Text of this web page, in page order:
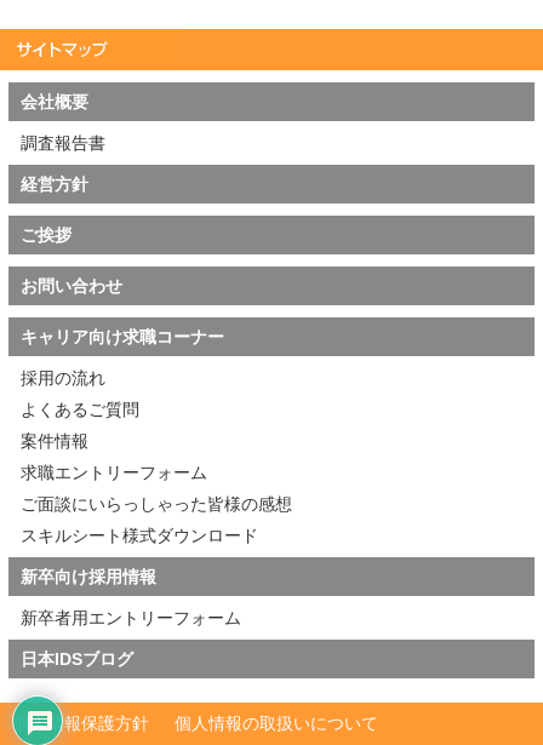
会社概要
調査報告書
経営方針
ご挨拶
お問い合わせ
キャリア向け求職コーナー
採用の流れ
よくあるご質問
案件情報
求職エントリーフォーム
ご面談にいらっしゃった皆様の感想
スキルシート様式ダウンロード
新卒向け採用情報
新卒者用エントリーフォーム
日本IDSブログ
個人情報保護方針 個人情報の取扱いについて